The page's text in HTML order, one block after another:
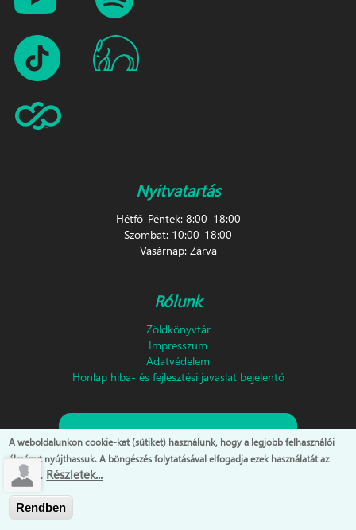
Nyitvatartás
Hétfő-Péntek: 8:00–18:00
Szombat: 10:00-18:00
Vasárnap: Zárva
Rólunk
Zöldkönyvtár
Impresszum
Adatvédelem
Honlap hiba- és fejlesztési javaslat bejelentő
Feliratkozás hírlevélre!
A weboldalunkon cookie-kat (sütiket) használunk, hogy a legjobb felhasználói
élményt nyújthassuk. A böngészés folytatásával elfogadja ezek használatát az
oldalon. Részletek...
Rendben